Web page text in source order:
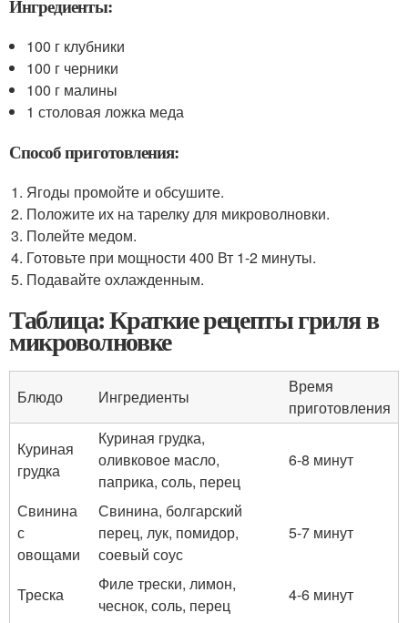
Ингредиенты:
100 г клубники
100 г черники
100 г малины
1 столовая ложка меда
Способ приготовления:
Ягоды промойте и обсушите.
Положите их на тарелку для микроволновки.
Полейте медом.
Готовьте при мощности 400 Вт 1-2 минуты.
Подавайте охлажденным.
Таблица: Краткие рецепты гриля в
микроволновке
Блюдо Ингредиенты
Время
приготовления
Куриная
грудка
Куриная грудка,
оливковое масло,
паприка, соль, перец
6-8 минут
Свинина
с
овощами
Свинина, болгарский
перец, лук, помидор,
соевый соус
5-7 минут
Треска
Филе трески, лимон,
чеснок, соль, перец
4-6 минут